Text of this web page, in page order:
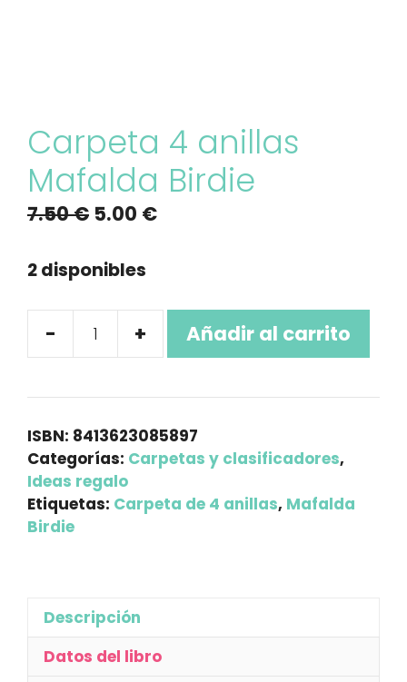
Carpeta 4 anillas
Mafalda Birdie
7.50€ El
original
7.50 €.
5.00 €El
5.00 €.
2 disponibles
-
Carpeta
anillas
Mafalda
Birdie
+ Añadir al carrito
ISBN: 8413623085897
Categorías: Carpetas y clasificadores,
Ideas regalo
Etiquetas: Carpeta de 4 anillas, Mafalda
Birdie
Descripción
Datos del libro